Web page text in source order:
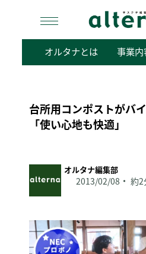
検
オルタナとは 事業内
台所用コンポストがバ
「使い心地も快適」
オルタナ編集部
2013/02/08 約2